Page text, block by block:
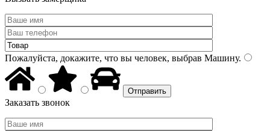
Пожалуйста, докажите, что вы человек, выбрав Машину.
Заказать звонок